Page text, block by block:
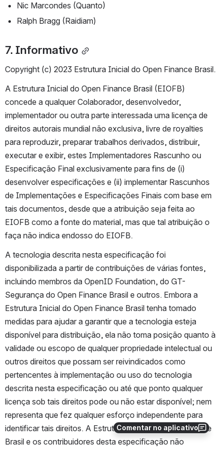
Comentar no aplicativo
Nic Marcondes (Quanto)
Ralph Bragg (Raidiam)
7. Informativo
Copyright (c) 2023 Estrutura Inicial do Open Finance Brasil.
A Estrutura Inicial do Open Finance Brasil (EIOFB)
concede a qualquer Colaborador, desenvolvedor,
implementador ou outra parte interessada uma licença de
direitos autorais mundial não exclusiva, livre de royalties
para reproduzir, preparar trabalhos derivados, distribuir,
executar e exibir, estes Implementadores Rascunho ou
Especificação Final exclusivamente para fins de (i)
desenvolver especificações e (ii) implementar Rascunhos
de Implementações e Especificações Finais com base em
tais documentos, desde que a atribuição seja feita ao
EIOFB como a fonte do material, mas que tal atribuição o
faça não indica endosso do EIOFB.
A tecnologia descrita nesta especificação foi
disponibilizada a partir de contribuições de várias fontes,
incluindo membros da OpenID Foundation, do GT-
Segurança do Open Finance Brasil e outros. Embora a
Estrutura Inicial do Open Finance Brasil tenha tomado
medidas para ajudar a garantir que a tecnologia esteja
disponível para distribuição, ela não toma posição quanto à
validade ou escopo de qualquer propriedade intelectual ou
outros direitos que possam ser reivindicados como
pertencentes à implementação ou uso do tecnologia
descrita nesta especificação ou até que ponto qualquer
licença sob tais direitos pode ou não estar disponível; nem
representa que fez qualquer esforço independente para
identificar tais direitos. A Estrutura Inicial do Open Finance
Brasil e os contribuidores desta especificação não